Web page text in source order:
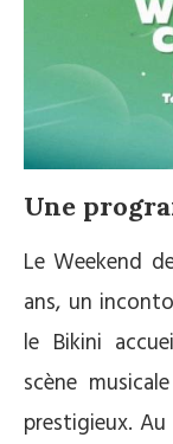
Une
Le Weekend
ans, un
le Bikini
scène
prestigieux.